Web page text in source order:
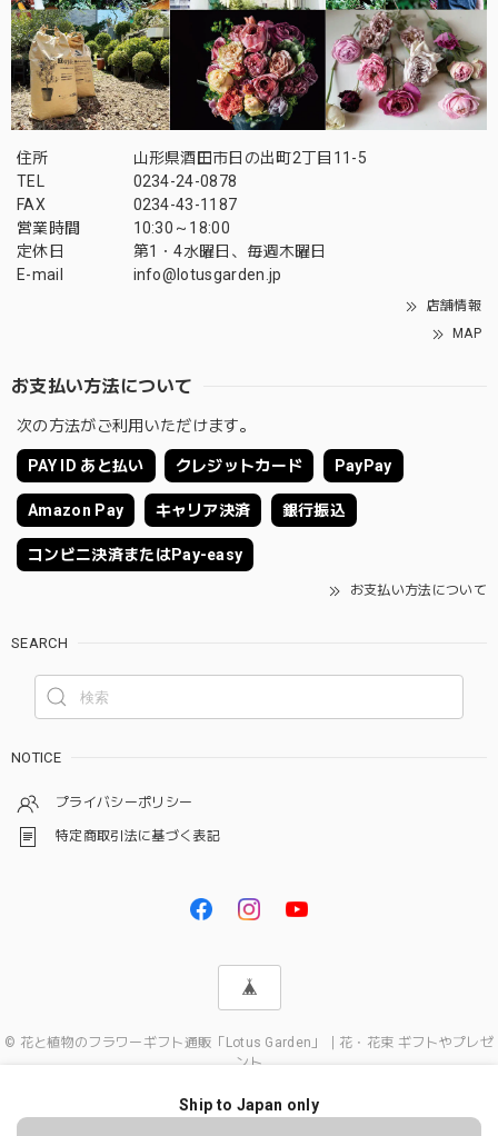
住所
山形県酒田市日の出町2丁目11-5
TEL
0234-24-0878
FAX
0234-43-1187
営業時間
10:30～18:00
定休日
第1・4水曜日、毎週木曜日
E-mail
info@lotusgarden.jp
店舗情報
MAP
お支払い方法について
次の方法がご利用いただけます。
PAY ID あと払い クレジットカード PayPay
Amazon Pay キャリア決済 銀行振込
コンビニ決済またはPay-easy
お支払い方法について
SEARCH
NOTICE
プライバシーポリシー
特定商取引法に基づく表記
© 花と植物のフラワーギフト通販「Lotus Garden」｜花・花束 ギフトやプレゼ
ント
Ship to Japan only
ショップに質問する